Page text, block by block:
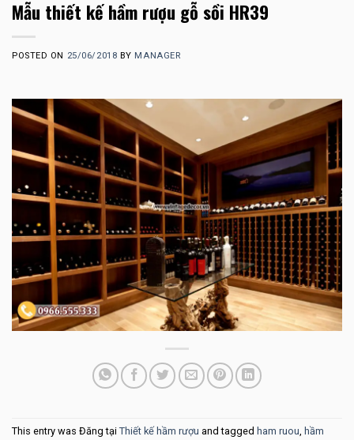
Mẫu thiết kế hầm rượu gỗ sồi HR39
POSTED ON 25/06/2018 BY MANAGER
This entry was Đăng tại Thiết kế hầm rượu and tagged ham ruou, hầm